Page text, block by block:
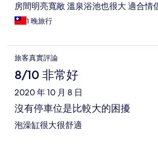
房間明亮寬敞 溫泉浴池也很大 適合情
1 晚旅行
旅客真實評論
8/10 非常好
2020 年 10 月 8 日
沒有停車位是比較大的困擾
泡澡缸很大很舒適